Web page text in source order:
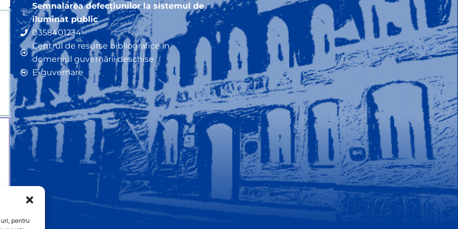
pentru
Semnalarea defecțiunilor la sistemul de
iluminat public
0358401234
Centrul de resurse bibliografice în
domeniul guvernării deschise
E-guvernare